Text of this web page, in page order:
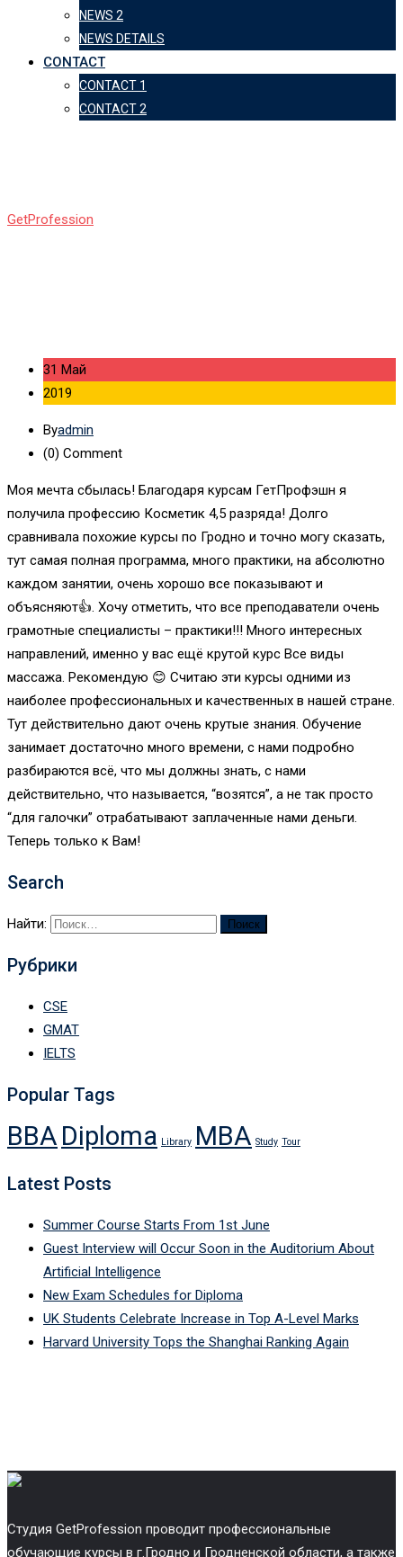
NEWS 2
NEWS DETAILS
CONTACT
CONTACT 1
CONTACT 2
GetProfession
31 Май
2019
Byadmin
(0) Comment
Моя мечта сбылась! Благодаря курсам ГетПрофэшн я
получила профессию Косметик 4,5 разряда! Долго
сравнивала похожие курсы по Гродно и точно могу сказать,
тут самая полная программа, много практики, на абсолютно
каждом занятии, очень хорошо все показывают и
объясняют👍. Хочу отметить, что все преподаватели очень
грамотные специалисты – практики!!! Много интересных
направлений, именно у вас ещё крутой курс Все виды
массажа. Рекомендую 😊 Cчитаю эти курсы одними из
наиболее профессиональных и качественных в нашей стране.
Тут действительно дают очень крутые знания. Обучение
занимает достаточно много времени, с нами подробно
разбираются всё, что мы должны знать, с нами
действительно, что называется, “возятся”, а не так просто
“для галочки” отрабатывают заплаченные нами деньги.
Теперь только к Вам!
Search
Найти:
Рубрики
CSE
GMAT
IELTS
Popular Tags
BBA Diploma Library MBA Study Tour
Latest Posts
Summer Course Starts From 1st June
Guest Interview will Occur Soon in the Auditorium About
Artificial Intelligence
New Exam Schedules for Diploma
UK Students Celebrate Increase in Top A-Level Marks
Harvard University Tops the Shanghai Ranking Again
Cтудия GetProfession проводит профессиональные
обучающие курсы в г.Гродно и Гродненской области, а также